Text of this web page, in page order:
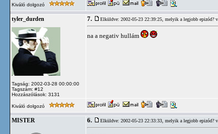
Kiváló dolgozó
tyler_durden
Tagság: 2002-03-28 00:00:00
Tagszám: #12
Hozzászólások: 3131
7. Elküldve: 2002-05-23 22:39:25, melyik a legjobb epizód?
na a negativ hullám
Kiváló dolgozó
MISTER 6. Elküldve: 2002-05-23 22:33:33, melyik a legjobb epizód?